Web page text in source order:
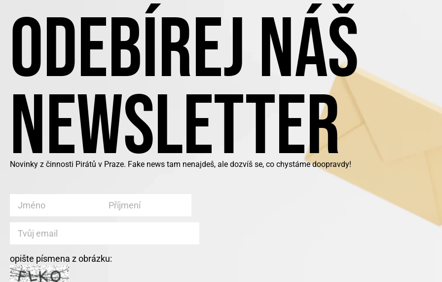
ODEBÍREJ NÁŠ
NEWSLETTER
Novinky z činnosti Pirátů v Praze. Fake news tam nenajdeš, ale dozvíš se, co chystáme doopravdy!
opište písmena z obrázku: